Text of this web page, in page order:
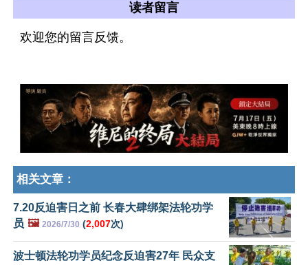
读者留言
欢迎您的留言反馈。
相关文章：
7.20反迫害日之前 长春大肆绑架法轮功学
员 🖼️ 2026/7/30 (2,007次)
波士顿法轮功学员纪念反迫害27年 民众支